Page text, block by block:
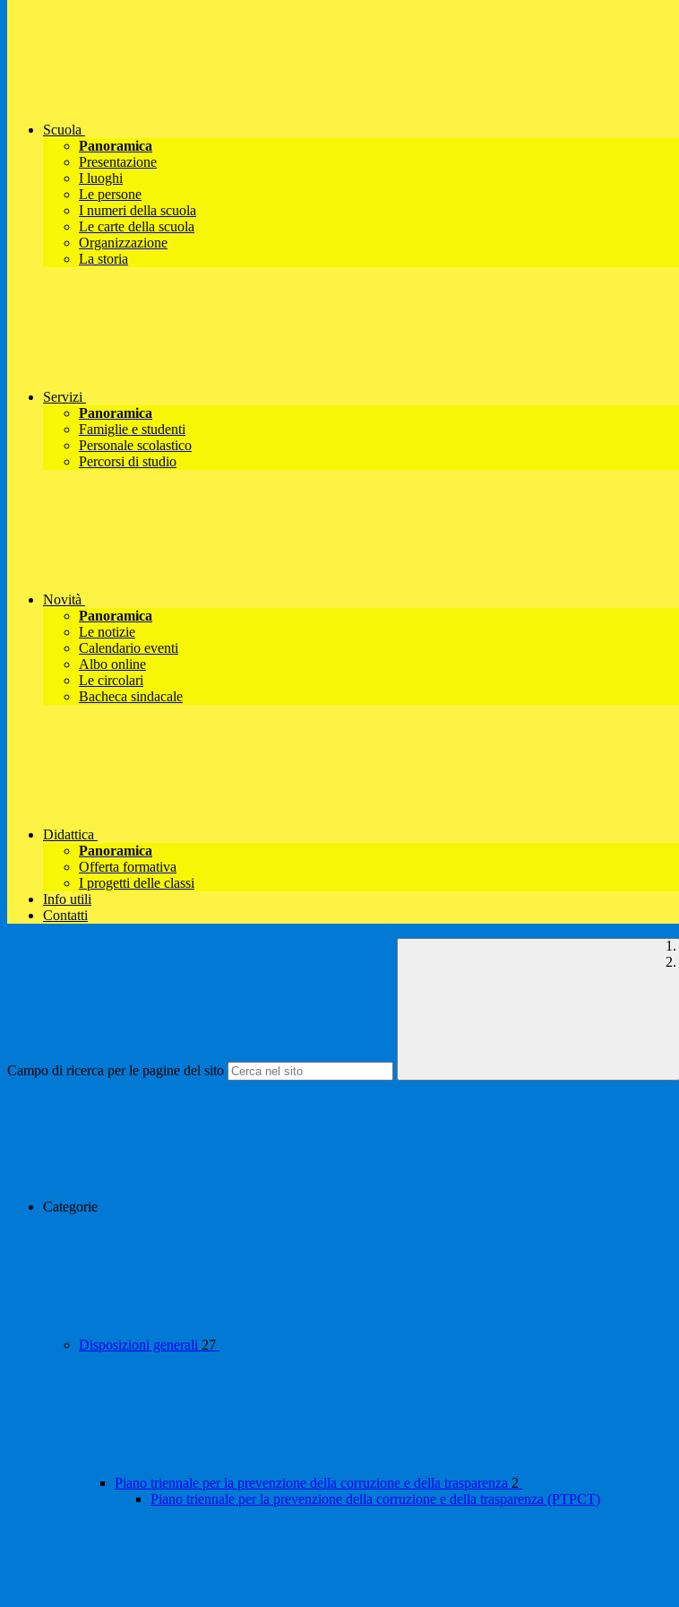
Scuola
Panoramica
Presentazione
I luoghi
Le persone
I numeri della scuola
Le carte della scuola
Organizzazione
La storia
Servizi
Panoramica
Famiglie e studenti
Personale scolastico
Percorsi di studio
Novità
Panoramica
Le notizie
Calendario eventi
Albo online
Le circolari
Bacheca sindacale
Didattica
Panoramica
Offerta formativa
I progetti delle classi
Info utili
Contatti
Campo di ricerca per le pagine del sito
Categorie
Disposizioni generali 27
Piano triennale per la prevenzione della corruzione e della trasparenza 2
Piano triennale per la prevenzione della corruzione e della trasparenza (PTPCT)